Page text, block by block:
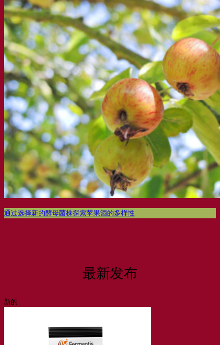
通过选择新的酵母菌株探索苹果酒的多样性
最新发布
新的